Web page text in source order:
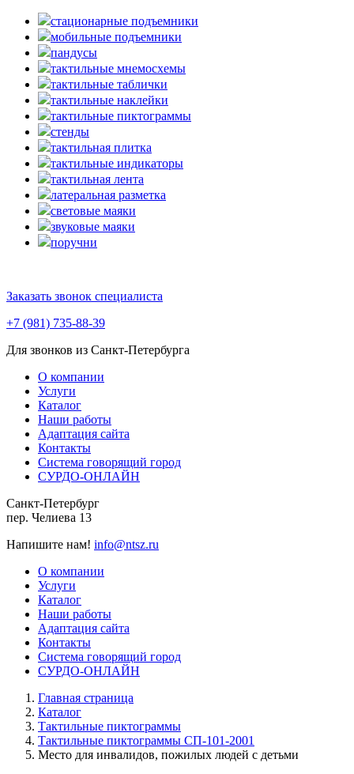
стационарные подъемники
мобильные подъемники
пандусы
тактильные мнемосхемы
тактильные таблички
тактильные наклейки
тактильные пиктограммы
стенды
тактильная плитка
тактильные индикаторы
тактильная лента
латеральная разметка
световые маяки
звуковые маяки
поручни
Заказать звонок специалиста
+7 (981) 735-88-39
Для звонков из Санкт-Петербурга
О компании
Услуги
Каталог
Наши работы
Адаптация сайта
Контакты
Система говорящий город
СУРДО-ОНЛАЙН
Санкт-Петербург
пер. Челиева 13
Напишите нам! info@ntsz.ru
О компании
Услуги
Каталог
Наши работы
Адаптация сайта
Контакты
Система говорящий город
СУРДО-ОНЛАЙН
Главная страница
Каталог
Тактильные пиктограммы
Тактильные пиктограммы СП-101-2001
Место для инвалидов, пожилых людей с детьми